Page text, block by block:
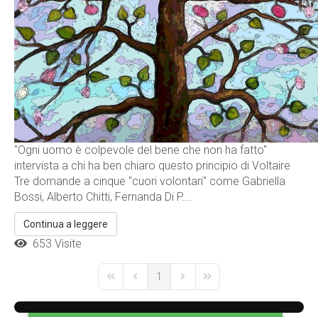
"Ogni uomo è colpevole del bene che non ha fatto"
intervista a chi ha ben chiaro questo principio di Voltaire
Tre domande a cinque "cuori volontari" come Gabriella
Bossi, Alberto Chitti, Fernanda Di P....
Continua a leggere
653 Visite
First PagePrevious Page
1
Next PageLast Page